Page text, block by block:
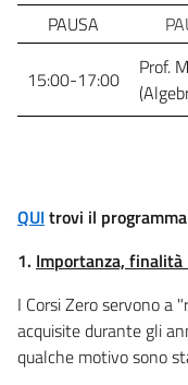
PAUSA
15:00-17:00
Prof.
QUI trovi il
1. Importanza,
I Corsi Zero servono a
acquisite durante gli
qualche motivo sono